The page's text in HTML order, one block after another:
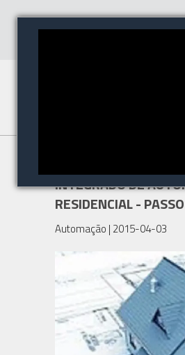
INTEGRADO DE
RESIDENCIAL -
Automação | 2015-04-03